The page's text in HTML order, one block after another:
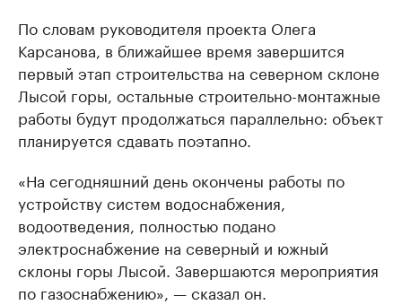
По словам руководителя проекта Олега
Карсанова, в ближайшее время завершится
первый этап строительства на северном склоне
Лысой горы, остальные строительно-монтажные
работы будут продолжаться параллельно: объект
планируется сдавать поэтапно.
«На сегодняшний день окончены работы по
устройству систем водоснабжения,
водоотведения, полностью подано
электроснабжение на северный и южный
склоны горы Лысой. Завершаются мероприятия
по газоснабжению», — сказал он.